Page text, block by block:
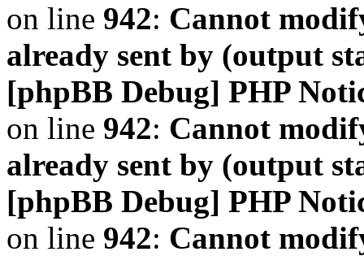
on line 942: Cannot
already sent by (output
[phpBB Debug] PHP
on line 942: Cannot
already sent by (output
[phpBB Debug] PHP
on line 942: Cannot